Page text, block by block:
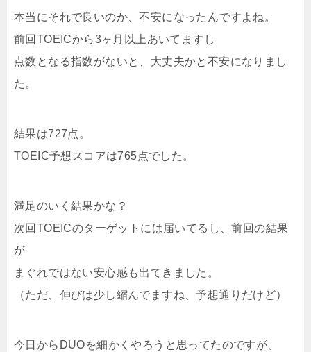
本当にそれで良いのか、不安になったんですよね。
前回TOEICから3ヶ月以上あいてますし
点数となる指数がないと、大丈夫かと不安になりまし
た。
結果は727点。
TOEIC予想スコアは765点でした。
満足のいく結果かな？
次回TOEICのターゲットには届いてるし、前回の結果
が
まぐれではない安心感も出てきました。
（ただ、伸びは少し縮んでますね、予想通りだけど）
今日からDUOを細かくやろうと思ってたのですが、